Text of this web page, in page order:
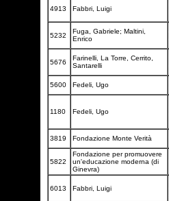
4913 Fabbri, Luigi
5232
Fuga, Gabriele; Maltini,
Enrico
5676
Farinelli, La Torre, Cerrito,
Santarelli
5600 Fedeli, Ugo
1180 Fedeli, Ugo
3819 Fondazione Monte Verità
5822
Fondazione per promuovere
un'educazione moderna (di
Ginevra)
6013 Fabbri, Luigi